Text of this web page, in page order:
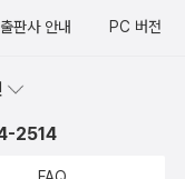
물들', '줄무늬 동물
솔솔하고 큰 그림은
그림도 놓치지 말아
게 핀잔을 주는 심술
생활하며, 수컷들은 흩
게 구별할까? *****
출판사 안내 PC 버전
2514